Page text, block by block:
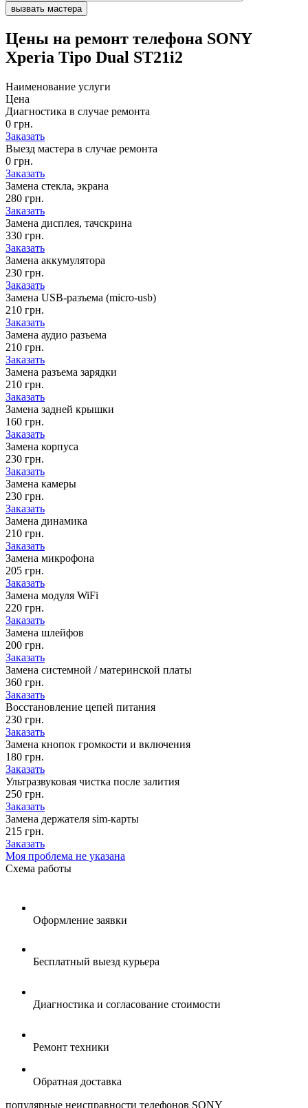
Цены на ремонт телефона SONY
Xperia Tipo Dual ST21i2
Наименование услуги
Цена
Диагностика в случае ремонта
0 грн.
Заказать
Выезд мастера в случае ремонта
0 грн.
Заказать
Замена стекла, экрана
280 грн.
Заказать
Замена дисплея, тачскрина
330 грн.
Заказать
Замена аккумулятора
230 грн.
Заказать
Замена USB-разъема (micro-usb)
210 грн.
Заказать
Замена аудио разъема
210 грн.
Заказать
Замена разъема зарядки
210 грн.
Заказать
Замена задней крышки
160 грн.
Заказать
Замена корпуса
230 грн.
Заказать
Замена камеры
230 грн.
Заказать
Замена динамика
210 грн.
Заказать
Замена микрофона
205 грн.
Заказать
Замена модуля WiFi
220 грн.
Заказать
Замена шлейфов
200 грн.
Заказать
Замена системной / материнской платы
360 грн.
Заказать
Восстановление цепей питания
230 грн.
Заказать
Замена кнопок громкости и включения
180 грн.
Заказать
Ультразвуковая чистка после залития
250 грн.
Заказать
Замена держателя sim-карты
215 грн.
Заказать
Моя проблема не указана
Схема работы
Оформление заявки
Бесплатный выезд курьера
Диагностика и согласование стоимости
Ремонт техники
Обратная доставка
популярные неисправности телефонов SONY